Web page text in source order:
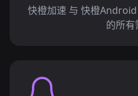
快橙加速 与 快橙
的所有